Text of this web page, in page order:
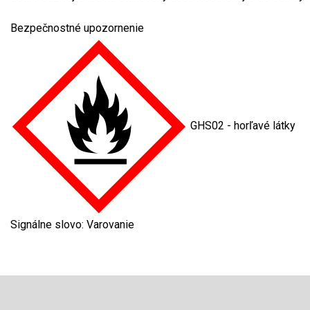
Bezpečnostné upozornenie
GHS02 - horľavé látky
Signálne slovo: Varovanie